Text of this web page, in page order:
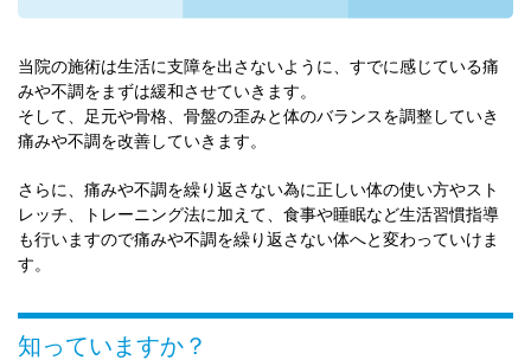
当院の施術は生活に支障を出さないように、すでに感じている痛
みや不調をまずは緩和させていきます。
そして、足元や骨格、骨盤の歪みと体のバランスを調整していき
痛みや不調を改善していきます。
さらに、痛みや不調を繰り返さない為に正しい体の使い方やスト
レッチ、トレーニング法に加えて、食事や睡眠など生活習慣指導
も行いますので痛みや不調を繰り返さない体へと変わっていけま
す。
知っていますか？